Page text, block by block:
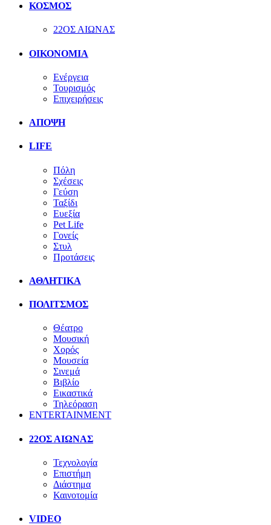
ΚΟΣΜΟΣ
22ΟΣ ΑΙΩΝΑΣ
ΟΙΚΟΝΟΜΙΑ
Ενέργεια
Τουρισμός
Επιχειρήσεις
ΑΠΟΨΗ
LIFE
Πόλη
Σχέσεις
Γεύση
Ταξίδι
Ευεξία
Pet Life
Γονείς
Στυλ
Προτάσεις
ΑΘΛΗΤΙΚΑ
ΠΟΛΙΤΣΜΟΣ
Θέατρο
Μουσική
Χορός
Μουσεία
Σινεμά
Βιβλίο
Εικαστικά
Τηλεόραση
ENTERTAINMENT
22ΟΣ ΑΙΩΝΑΣ
Τεχνολογία
Επιστήμη
Διάστημα
Καινοτομία
VIDEO